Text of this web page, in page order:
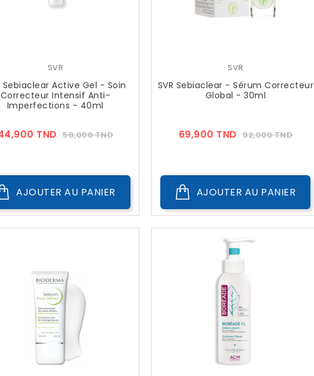
SVR
Sebiaclear Active Gel - Soin
Correcteur Intensif Anti-
Imperfections - 40ml
TND Prix
58,000 TNDPrix
AJOUTER AU PANIER
SVR
SVR Sebiaclear - Sérum Correcteur
Global - 30ml
69,900 TND Prix
92,000 TNDPrix
AJOUTER AU PANIER